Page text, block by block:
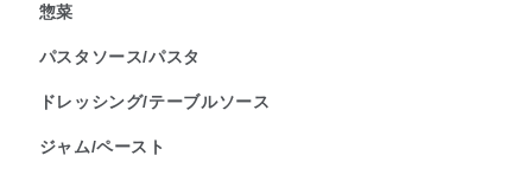
惣菜
パスタソース/パスタ
ドレッシング/テーブルソース
ジャム/ペースト